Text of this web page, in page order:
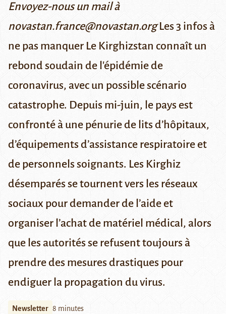
Envoyez-nous un mail à
novastan.france@novastan.orgLes 3 infos à
ne pas manquer Le Kirghizstan connaît un
rebond soudain de l'épidémie de
coronavirus, avec un possible scénario
catastrophe. Depuis mi-juin, le pays est
confronté à une pénurie de lits d’hôpitaux,
d’équipements d’assistance respiratoire et
de personnels soignants. Les Kirghiz
désemparés se tournent vers les réseaux
sociaux pour demander de l’aide et
organiser l’achat de matériel médical, alors
que les autorités se refusent toujours à
prendre des mesures drastiques pour
endiguer la propagation du virus.
Newsletter 8 minutes